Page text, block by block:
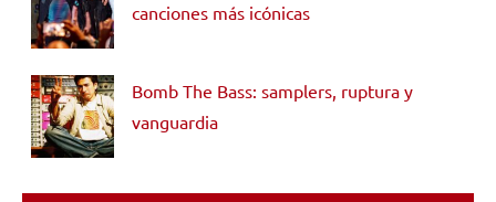
canciones más icónicas
Bomb The Bass: samplers, ruptura y
vanguardia